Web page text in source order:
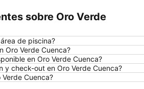
sobre Oro Verde
de piscina?
Oro Verde Cuenca?
en Oro Verde Cuenca?
y check-out en Oro Verde Cuenca?
Cuenca?